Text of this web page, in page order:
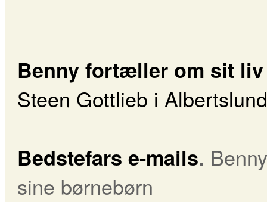
Benny fortæller om sit
Steen Gottlieb i
Bedstefars e-mails.
sine børnebørn